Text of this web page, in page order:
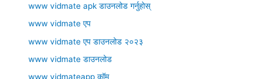
www vidmate apk डाउनलोड गर्नुहोस्
www vidmate एप
www vidmate एप डाउनलोड २०२३
www vidmate डाउनलोड
www vidmateapp कॉम